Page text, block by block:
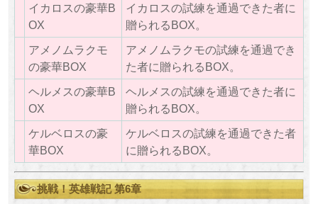
イカロスの豪華B
OX
イカロスの試練を通過できた者に
贈られるBOX。
アメノムラクモ
の豪華BOX
アメノムラクモの試練を通過でき
た者に贈られるBOX。
ヘルメスの豪華B
OX
ヘルメスの試練を通過できた者に
贈られるBOX。
ケルベロスの豪
華BOX
ケルベロスの試練を通過できた者
に贈られるBOX。
挑戦！英雄戦記 第6章